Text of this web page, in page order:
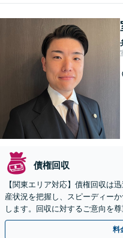
債権回収
【関東エリア対応】債権回収は
産状況を把握し、スピーディー
します。回収に対するご意向を
す【休日・夜間相談対応】
料